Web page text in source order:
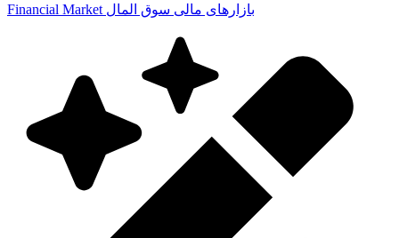
Financial Market بازارهای مالی سوق المال